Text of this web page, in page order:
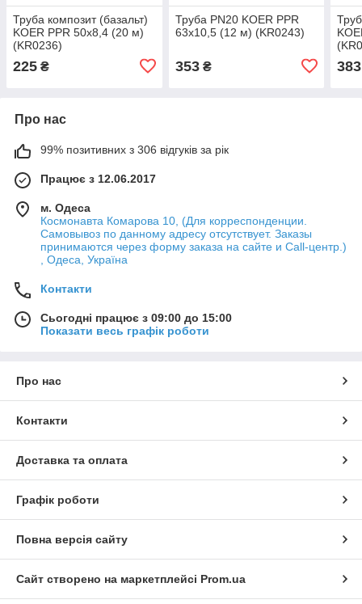
Труба композит (базальт)
KOER PPR 50x8,4 (20 м)
(KR0236)
225 ₴
Труба PN20 KOER PPR
63x10,5 (12 м) (KR0243)
353₴ 383
Про нас
99% позитивних з 306 відгуків за рік
Працює з 12.06.2017
м. Одеса
Космонавта Комарова 10, (Для корреспонденции.
Самовывоз по данному адресу отсутствует. Заказы
принимаются через форму заказа на сайте и Call-центр.)
, Одеса, Україна
Контакти
Сьогодні працює з 09:00 до 15:00
Показати весь графік роботи
Про нас
Контакти
Доставка та оплата
Графік роботи
Повна версія сайту
Сайт створено на маркетплейсі Prom.ua